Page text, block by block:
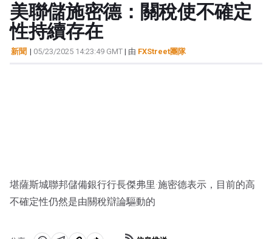
美聯儲施密德：關稅使不確定
性持續存在
新聞 | 05/23/2025 14:23:49 GMT | 由 FXStreet團隊
堪薩斯城聯邦儲備銀行行長傑弗里·施密德表示，目前的高
不確定性仍然是由關稅辯論驅動的